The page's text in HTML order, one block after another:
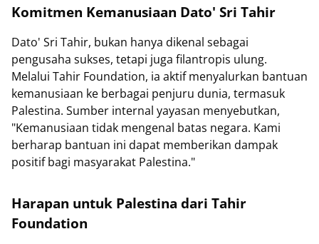
Komitmen Kemanusiaan Dato' Sri Tahir
Dato' Sri Tahir, bukan hanya dikenal sebagai
pengusaha sukses, tetapi juga filantropis ulung.
Melalui Tahir Foundation, ia aktif menyalurkan bantuan
kemanusiaan ke berbagai penjuru dunia, termasuk
Palestina. Sumber internal yayasan menyebutkan,
"Kemanusiaan tidak mengenal batas negara. Kami
berharap bantuan ini dapat memberikan dampak
positif bagi masyarakat Palestina."
Harapan untuk Palestina dari Tahir
Foundation